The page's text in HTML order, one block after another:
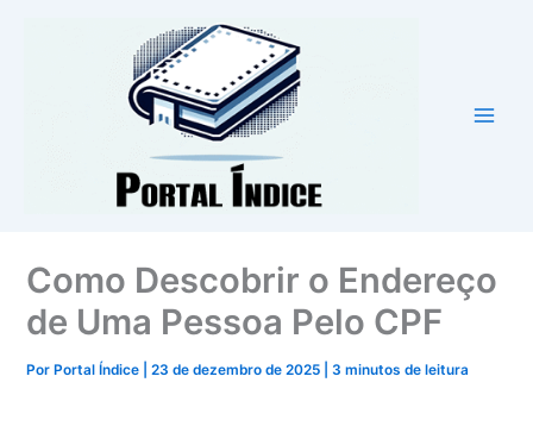
Como Descobrir o Endereço
de Uma Pessoa Pelo CPF
PorPortal Índice |23 de dezembro de 2025 |3 minutos de leitura